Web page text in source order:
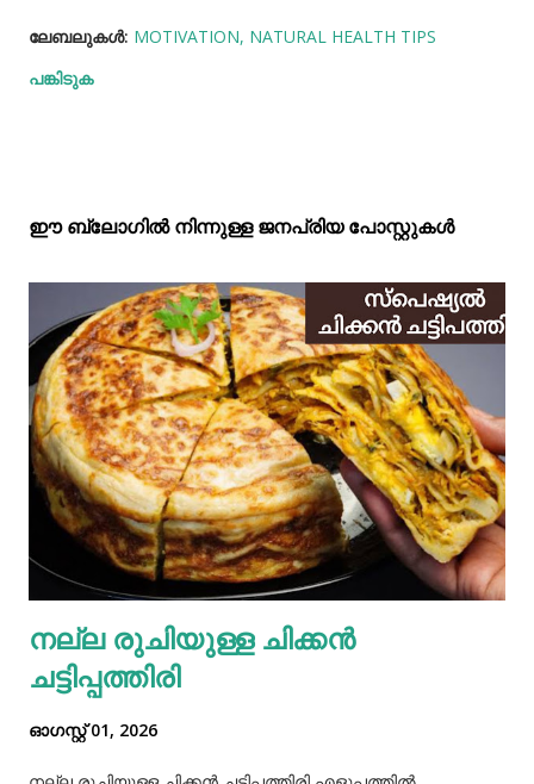
ലേബലുകള്‍: MOTIVATION NATURAL HEALTH TIPS
പങ്കിടുക
ഈ ബ്ലോഗിൽ നിന്നുള്ള ജനപ്രിയ പോസ്റ്റുകള്‍‌
നല്ല രുചിയുള്ള ചിക്കൻ
ചട്ടിപ്പത്തിരി
ഓഗസ്റ്റ് 01, 2026